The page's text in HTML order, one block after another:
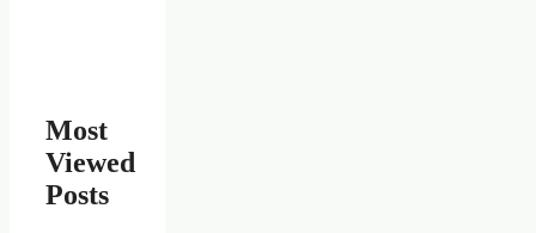
Most
Viewed
Posts